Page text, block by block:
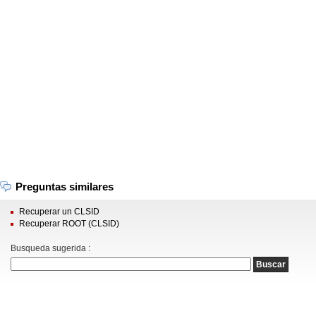
Preguntas similares
Recuperar un CLSID
Recuperar ROOT (CLSID)
Busqueda sugerida :